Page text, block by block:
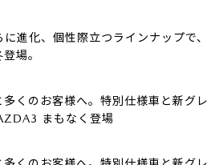
進化、個性際立つラインナップで、
場。
多くのお客様へ。特別仕様車と新グレ
まもなく登場